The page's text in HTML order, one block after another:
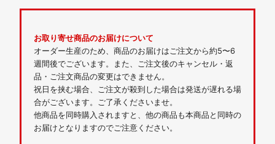
お取り寄せ商品のお届けについて
オーダー生産のため、商品のお届けはご注文から約5〜6
週間後でございます。また、ご注文後のキャンセル・返
品・ご注文商品の変更はできません。
祝日を挟む場合、ご注文が殺到した場合は発送が遅れる場
合がございます。ご了承くださいませ。
他商品を同時購入されますと、他の商品も本商品と同時の
お届けとなりますのでご注意ください。